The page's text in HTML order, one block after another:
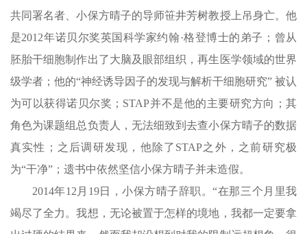
共同署名者、小保方晴子的导师笹井芳树教授上吊身亡。他
是2012年诺贝尔奖英国科学家约翰·格登博士的弟子；曾从
胚胎干细胞制作出了大脑及眼部组织，再生医学领域的世界
级学者；他的“神经诱导因子的发现与解析干细胞研究” 被认
为可以获得诺贝尔奖；STAP并不是他的主要研究方向；其
角色为课题组总负责人，无法细致到去查小保方晴子的数据
真实性；之后调研发现，他除了STAP之外，之前研究极
为“干净”；遗书中依然坚信小保方晴子并未造假。
2014年12月19日，小保方晴子辞职。“在那三个月里我
竭尽了全力。我想，无论被置于怎样的境地，我都一定要拿